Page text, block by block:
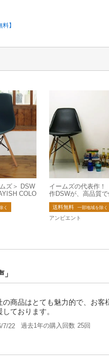
】
ズ＞ DSW
COLO
く
イームズの代表作！
作DSWが、高品質で
シェルサイドチェア
（リプロダクト）
送料無料 一部地域を除く
アンビエント
商品はとても魅力的で、お客
ております。
7/22 過去1年の購入回数 25回